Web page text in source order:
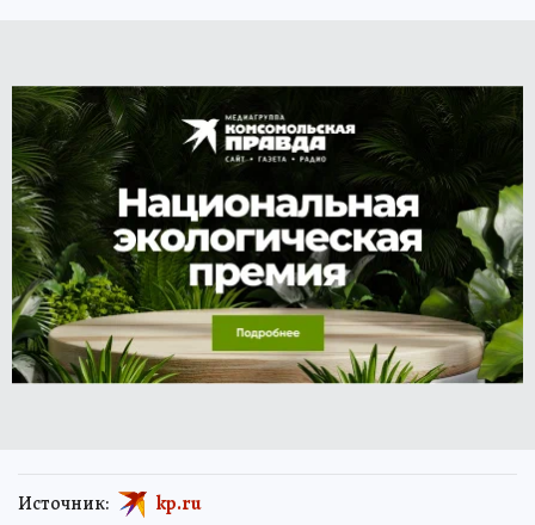
Источник: kp.ru